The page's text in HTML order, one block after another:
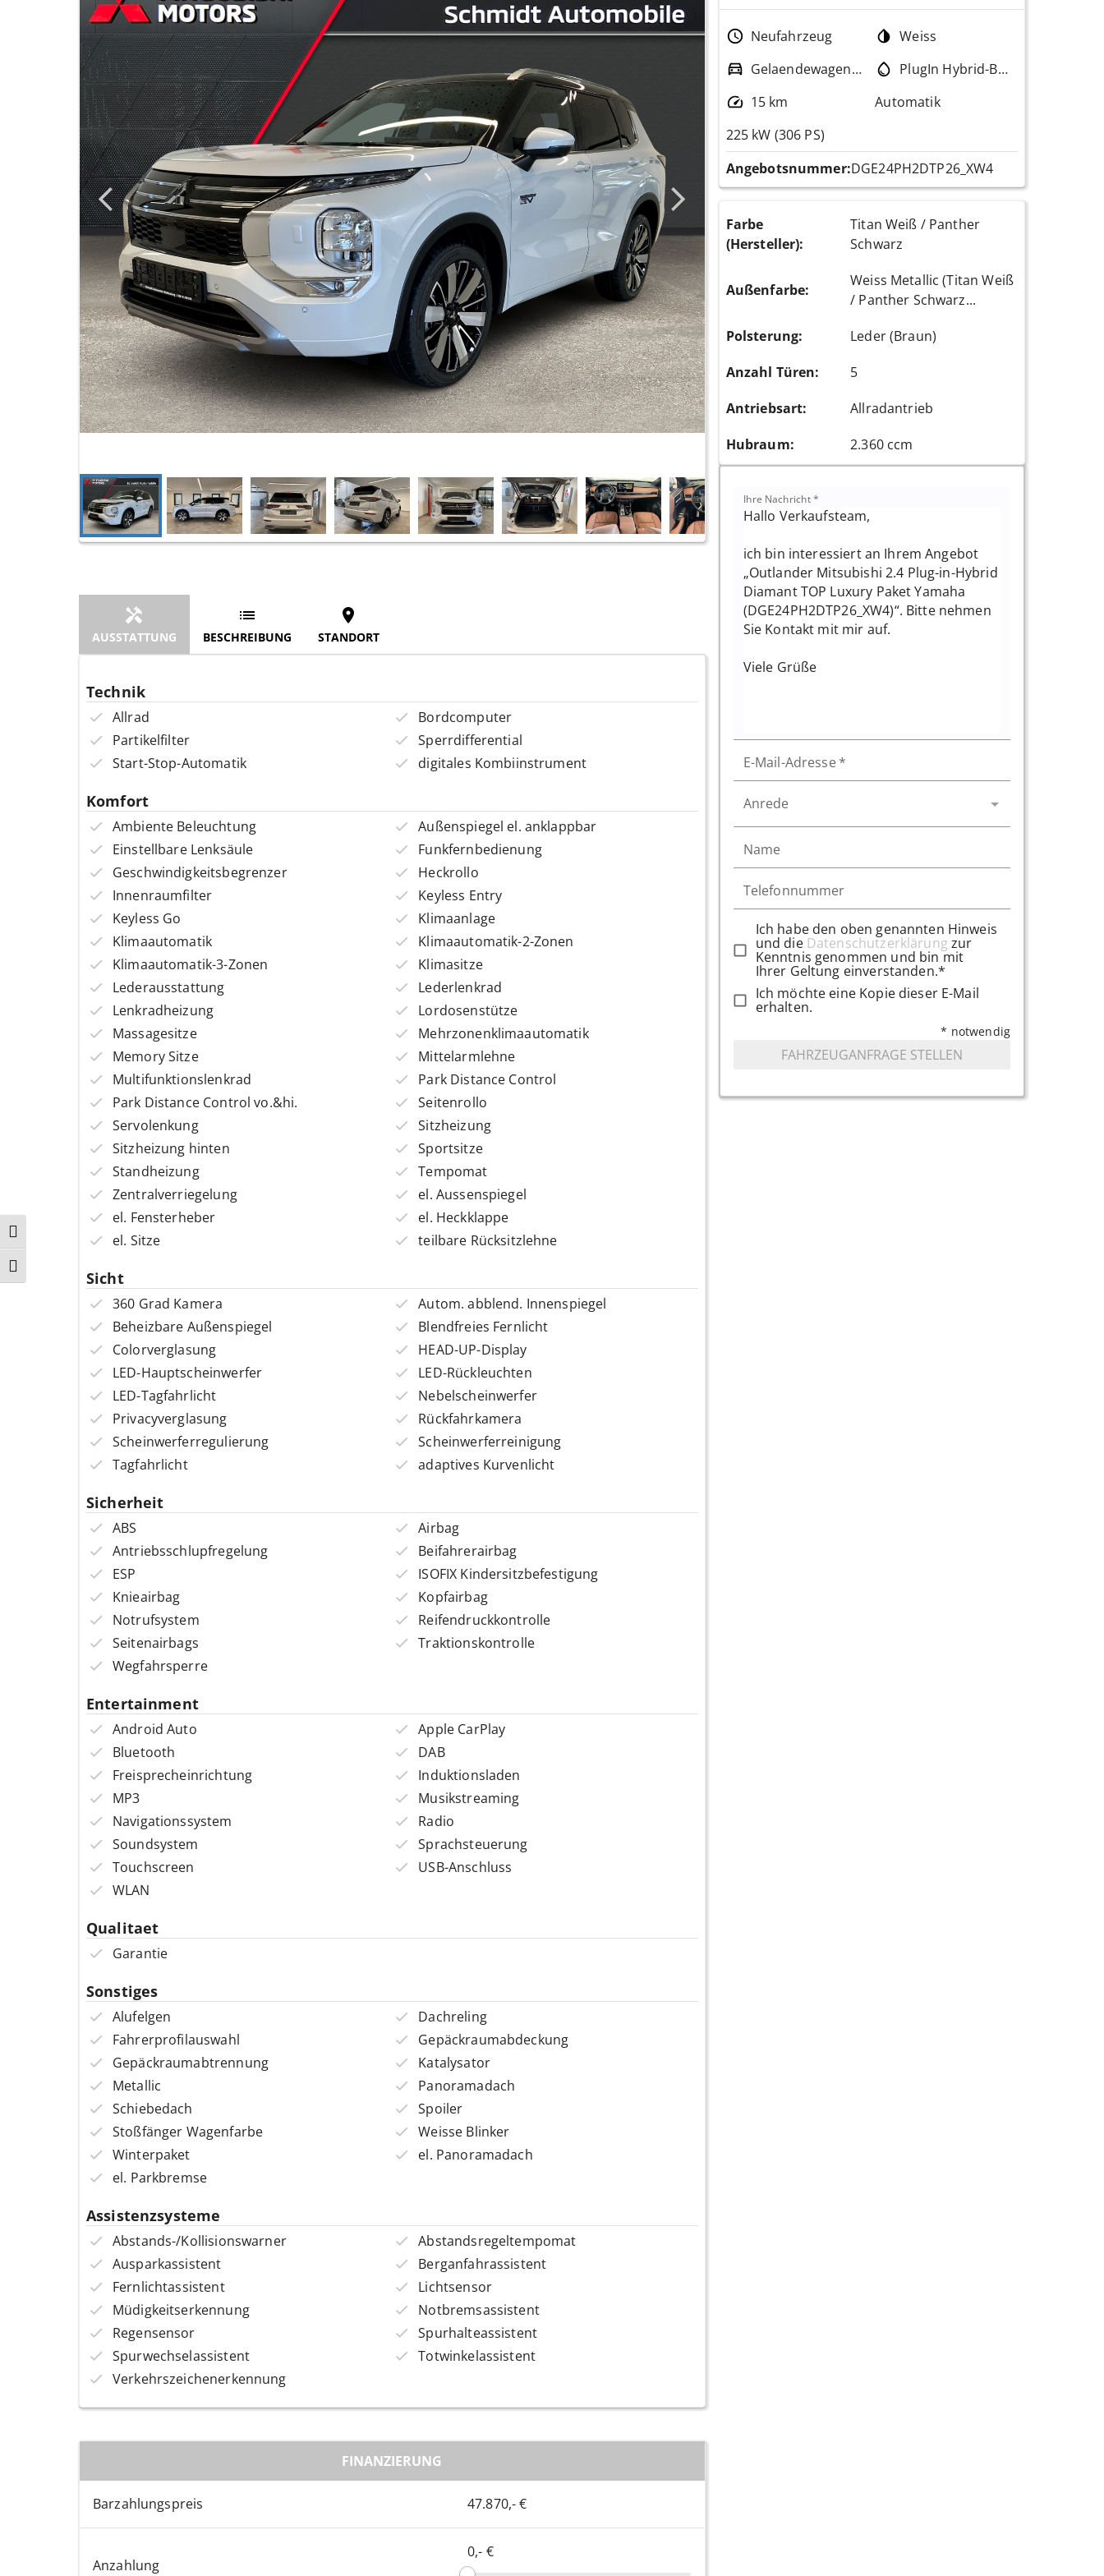
Umschalten auf hohe Kontraste
Schrift vergrößern
AUSSTATTUNG BESCHREIBUNG STANDORT
Technik
Allrad
Bordcomputer
Partikelfilter
Sperrdifferential
Start-Stop-Automatik
digitales Kombiinstrument
Komfort
Ambiente Beleuchtung
Außenspiegel el. anklappbar
Einstellbare Lenksäule
Funkfernbedienung
Geschwindigkeitsbegrenzer
Heckrollo
Innenraumfilter
Keyless Entry
Keyless Go
Klimaanlage
Klimaautomatik
Klimaautomatik-2-Zonen
Klimaautomatik-3-Zonen
Klimasitze
Lederausstattung
Lederlenkrad
Lenkradheizung
Lordosenstütze
Massagesitze
Mehrzonenklimaautomatik
Memory Sitze
Mittelarmlehne
Multifunktionslenkrad
Park Distance Control
Park Distance Control vo.&hi.
Seitenrollo
Servolenkung
Sitzheizung
Sitzheizung hinten
Sportsitze
Standheizung
Tempomat
Zentralverriegelung
el. Aussenspiegel
el. Fensterheber
el. Heckklappe
el. Sitze
teilbare Rücksitzlehne
Sicht
360 Grad Kamera
Autom. abblend. Innenspiegel
Beheizbare Außenspiegel
Blendfreies Fernlicht
Colorverglasung
HEAD-UP-Display
LED-Hauptscheinwerfer
LED-Rückleuchten
LED-Tagfahrlicht
Nebelscheinwerfer
Privacyverglasung
Rückfahrkamera
Scheinwerferregulierung
Scheinwerferreinigung
Tagfahrlicht
adaptives Kurvenlicht
Sicherheit
ABS
Airbag
Antriebsschlupfregelung
Beifahrerairbag
ESP
ISOFIX Kindersitzbefestigung
Knieairbag
Kopfairbag
Notrufsystem
Reifendruckkontrolle
Seitenairbags
Traktionskontrolle
Wegfahrsperre
Entertainment
Android Auto
Apple CarPlay
Bluetooth
DAB
Freisprecheinrichtung
Induktionsladen
MP3
Musikstreaming
Navigationssystem
Radio
Soundsystem
Sprachsteuerung
Touchscreen
USB-Anschluss
WLAN
Qualitaet
Garantie
Sonstiges
Alufelgen
Dachreling
Fahrerprofilauswahl
Gepäckraumabdeckung
Gepäckraumabtrennung
Katalysator
Metallic
Panoramadach
Schiebedach
Spoiler
Stoßfänger Wagenfarbe
Weisse Blinker
Winterpaket
el. Panoramadach
el. Parkbremse
Assistenzsysteme
Abstands-/Kollisionswarner
Abstandsregeltempomat
Ausparkassistent
Berganfahrassistent
Fernlichtassistent
Lichtsensor
Müdigkeitserkennung
Notbremsassistent
Regensensor
Spurhalteassistent
Spurwechselassistent
Totwinkelassistent
Verkehrszeichenerkennung
FINANZIERUNG
Barzahlungspreis 47.870,- €
Anzahlung
0,- €
Neufahrzeug
Weiss
Gelaendewagen / Pickup
PlugIn Hybrid-Benzin
15 km
Automatik
225 kW (306 PS)
Angebotsnummer:DGE24PH2DTP26_XW4
Farbe
(Hersteller):
Titan Weiß / Panther
Schwarz
Außenfarbe:
Weiss Metallic (Titan Weiß
/ Panther Schwarz...
Polsterung:
Leder (Braun)
Anzahl Türen:
5
Antriebsart:
Allradantrieb
Hubraum: 2.360 ccm
Ihre Nachricht*
E-Mail-Adresse *
Anrede
Name
Telefonnummer
Ich habe den oben genannten Hinweis
und die Datenschutzerklärung zur
Kenntnis genommen und bin mit
Ihrer Geltung einverstanden.*
Ich möchte eine Kopie dieser E-Mail
erhalten.
* notwendig
FAHRZEUGANFRAGE STELLEN